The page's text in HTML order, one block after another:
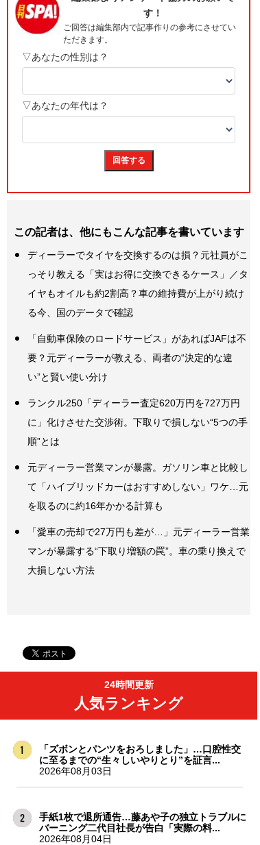
この記者は、他にもこんな記事を書いています
ディーラーでタイヤを交換するのは損？元社員がこ
っそり教える「実はお得に交換できるケース」／タ
イヤもオイルも約2割高？車の維持費が上がり続け
る今、国のデータで確認
「自動車保険のロードサービス」があればJAFは不
要？元ディーラーが教える、両者の“決定的な違
い”と賢い使い分け
ランクル250「ディーラー査定620万円を727万円
に」化けさせた交渉術。下取りで損しない“5つの手
順”とは
元ディーラー営業マンが暴露。ガソリン車と比較し
て「ハイブリッドカーはおすすめしない」ワケ…元
を取るのに約16年かかる計算も
「愛車の売却で27万円も差が…」元ディーラー営業
マンが暴露する“下取り増額の罠”。車の乗り換えで
大損しない方法
24時間更新
人気ランキング
「ズボンとパンツをおろしました」…口腔性交
に至るまでの“生々しいやりとり”を証言...
2026年08月03日
手紙1枚で退所通告…藤あや子の独立トラブルに
バーニング二代目社長が告白「実際の料...
2026年08月04日